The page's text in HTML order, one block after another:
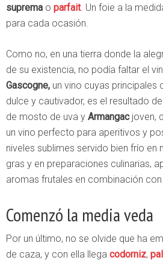
suprema o parfait. Un foie a la
para cada ocasión.
Como no, en una tierra donde la
de su existencia, no podía faltar el
Gascogne, un vino cuyas principales
dulce y cautivador, es el resultado
de mosto de uva y Armangacjoven,
un vino perfecto para aperitivos y
niveles sublimes servido bien frío
gras y en preparaciones culinarias,
aromas frutales en combinación
Comenzó la media veda
Por un último, no se olvide que ha
de caza, y con ella llega codorniz,